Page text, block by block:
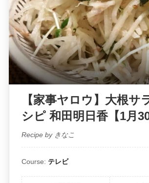
【家事ヤロウ】大根サ
シピ 和田明日香【1月30
Recipe by きなこ
Course: テレビ